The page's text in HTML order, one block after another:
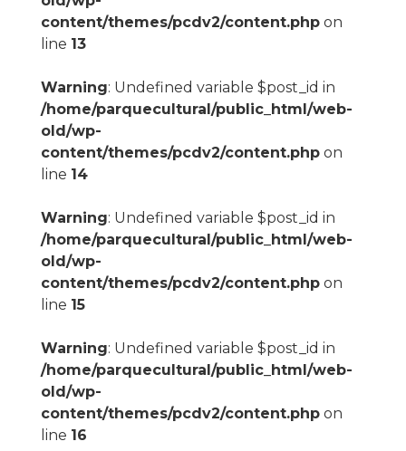
content/themes/pcdv2/content.phpon
line 13
Warning: Undefined variable $post_id in
/home/parquecultural/public_html/web-
old/wp-
content/themes/pcdv2/content.phpon
line 14
Warning: Undefined variable $post_id in
/home/parquecultural/public_html/web-
old/wp-
content/themes/pcdv2/content.phpon
line 15
Warning: Undefined variable $post_id in
/home/parquecultural/public_html/web-
old/wp-
content/themes/pcdv2/content.phpon
line 16